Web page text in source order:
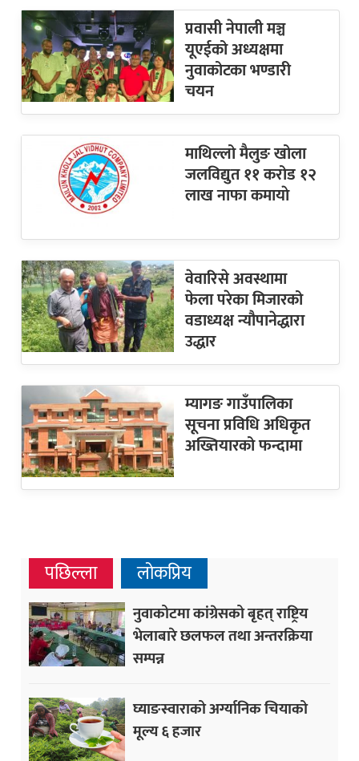
प्रवासी नेपाली मञ्च
यूएईको अध्यक्षमा
नुवाकोटका भण्डारी
चयन
माथिल्लो मैलुङ खोला
जलविद्युत ११ करोड १२
लाख नाफा कमायाे
वेवारिसे अवस्थामा
फेला परेका मिजारको
वडाध्यक्ष न्यौपानेद्धारा
उद्धार
म्यागङ गाउँपालिका
सूचना प्रविधि अधिकृत
अख्तियारको फन्दामा
पछिल्ला लोकप्रिय
नुवाकोटमा कांग्रेसको बृहत् राष्ट्रिय
भेलाबारे छलफल तथा अन्तरक्रिया
सम्पन्न
घ्याङस्वाराको अर्ग्यानिक चियाको
मूल्य ६ हजार